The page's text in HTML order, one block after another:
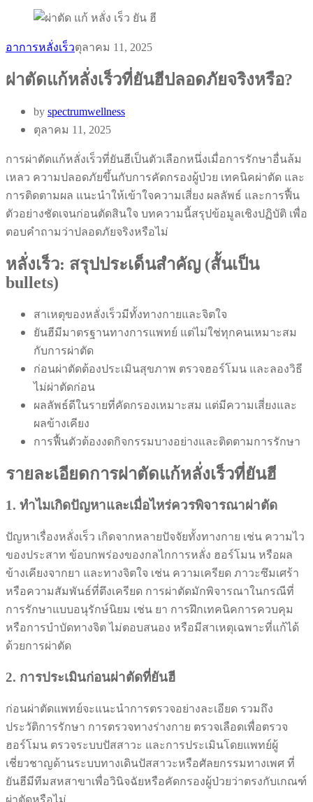
อาการหลั่งเร็วตุลาคม 11, 2025
ผ่าตัดแก้หลั่งเร็วที่ยันฮีปลอดภัยจริงหรือ?
by spectrumwellness
ตุลาคม 11, 2025
การผ่าตัดแก้หลั่งเร็วที่ยันฮีเป็นตัวเลือกหนึ่งเมื่อการรักษาอื่นล้ม
เหลว ความปลอดภัยขึ้นกับการคัดกรองผู้ป่วย เทคนิคผ่าตัด และ
การติดตามผล แนะนำให้เข้าใจความเสี่ยง ผลลัพธ์ และการฟื้น
ตัวอย่างชัดเจนก่อนตัดสินใจ บทความนี้สรุปข้อมูลเชิงปฏิบัติ เพื่อ
ตอบคำถามว่าปลอดภัยจริงหรือไม่
หลั่งเร็ว: สรุปประเด็นสำคัญ (สั้นเป็น
bullets)
สาเหตุของหลั่งเร็วมีทั้งทางกายและจิตใจ
ยันฮีมีมาตรฐานทางการแพทย์ แต่ไม่ใช่ทุกคนเหมาะสม
กับการผ่าตัด
ก่อนผ่าตัดต้องประเมินสุขภาพ ตรวจฮอร์โมน และลองวิธี
ไม่ผ่าตัดก่อน
ผลลัพธ์ดีในรายที่คัดกรองเหมาะสม แต่มีความเสี่ยงและ
ผลข้างเคียง
การฟื้นตัวต้องงดกิจกรรมบางอย่างและติดตามการรักษา
รายละเอียดการผ่าตัดแก้หลั่งเร็วที่ยันฮี
1. ทำไมเกิดปัญหาและเมื่อไหร่ควรพิจารณาผ่าตัด
ปัญหาเรื่องหลั่งเร็ว เกิดจากหลายปัจจัยทั้งทางกาย เช่น ความไว
ของประสาท ข้อบกพร่องของกลไกการหลั่ง ฮอร์โมน หรือผล
ข้างเคียงจากยา และทางจิตใจ เช่น ความเครียด ภาวะซึมเศร้า
หรือความสัมพันธ์ที่ตึงเครียด การผ่าตัดมักพิจารณาในกรณีที่
การรักษาแบบอนุรักษ์นิยม เช่น ยา การฝึกเทคนิคการควบคุม
หรือการบำบัดทางจิต ไม่ตอบสนอง หรือมีสาเหตุเฉพาะที่แก้ได้
ด้วยการผ่าตัด
2. การประเมินก่อนผ่าตัดที่ยันฮี
ก่อนผ่าตัดแพทย์จะแนะนำการตรวจอย่างละเอียด รวมถึง
ประวัติการรักษา การตรวจทางร่างกาย ตรวจเลือดเพื่อตรวจ
ฮอร์โมน ตรวจระบบปัสสาวะ และการประเมินโดยแพทย์ผู้
เชี่ยวชาญด้านระบบทางเดินปัสสาวะหรือศัลยกรรมทางเพศ ที่
ยันฮีมีทีมสหสาขาเพื่อวินิจฉัยหรือคัดกรองผู้ป่วยว่าตรงกับเกณฑ์
ผ่าตัดหรือไม่